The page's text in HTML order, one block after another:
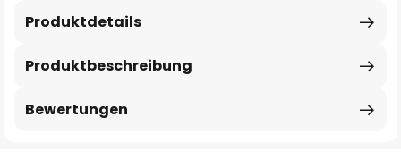
Produktbeschreibung
Produktdetails
Bewertungen